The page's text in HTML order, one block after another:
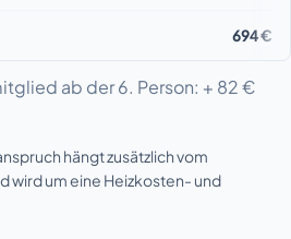
694 €
ab der 6. Person: + 82 €
hängt zusätzlich vom
wird um eine Heizkosten- und